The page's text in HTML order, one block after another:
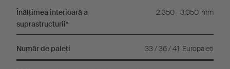
Înălţimea interioară a
suprastructurii*
2.350 - 3.050 mm
Număr de paleţi 33 / 36 / 41 Europaleţi